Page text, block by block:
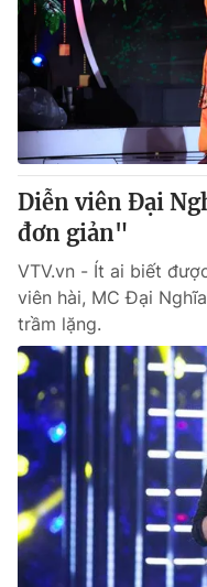
Diễn viên Đại
đơn giản"
VTV.vn - Ít ai biết
viên hài, MC Đại
trầm lặng.